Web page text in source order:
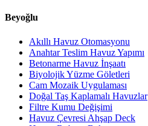
Beyoğlu
Akıllı Havuz Otomasyonu
Anahtar Teslim Havuz Yapımı
Betonarme Havuz İnşaatı
Biyolojik Yüzme Göletleri
Cam Mozaik Uygulaması
Doğal Taş Kaplamalı Havuzlar
Filtre Kumu Değişimi
Havuz Çevresi Ahşap Deck